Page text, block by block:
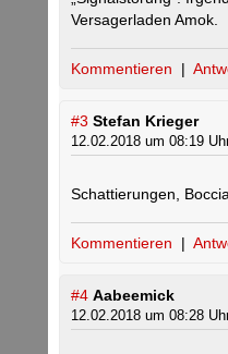
Versagerladen Amok.
Kommentieren |
#3 Stefan Krieger
12.02.2018 um 08:19
Schattierungen,
Kommentieren |
#4 Aabeemick
12.02.2018 um 08:28